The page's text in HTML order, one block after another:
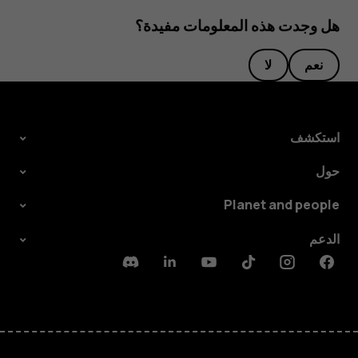
هل وجدت هذه المعلومات مفيدة؟
نعم لا
استكشف
حول
Planet and people
الدعم
Facebook
Instagram
Tiktok
Youtube
Linkedin
Discord